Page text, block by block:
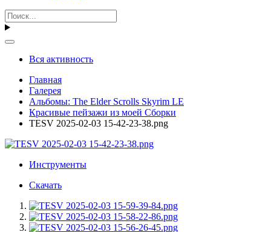
Вся активность
Главная
Галерея
Альбомы: The Elder Scrolls Skyrim LE
Красивые пейзажи из моей Сборки
TESV 2025-02-03 15-42-23-38.png
Инструменты
Скачать